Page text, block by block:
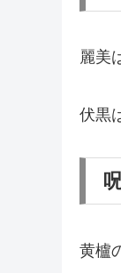
麗美
伏黒
黄櫨